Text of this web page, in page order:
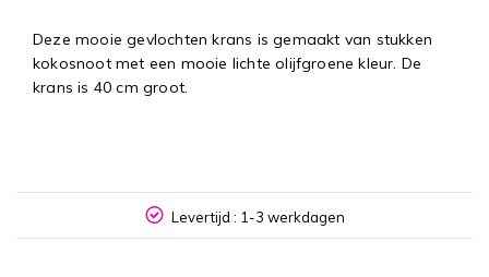
Deze mooie gevlochten krans is gemaakt van stukken
kokosnoot met een mooie lichte olijfgroene kleur. De
krans is 40 cm groot.
Levertijd : 1-3 werkdagen